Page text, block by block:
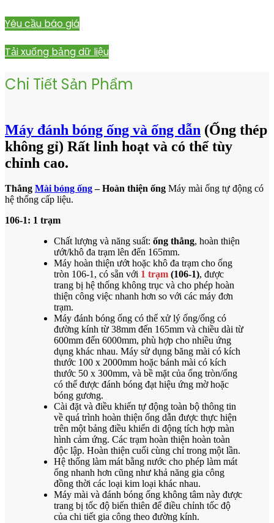
Yêu cầu báo giá
Tải xuống bảng dữ liệu
Chi Tiết Sản Phẩm
Máy đánh bóng ống và ống dẫn (Ống thép
không gỉ) Rất linh hoạt và có thể tùy
chỉnh cao.
Thẳng Mài bóng ống– Hoàn thiện ống Máy mài ống tự động có
hệ thống cấp liệu.
106-1: 1 trạm
Chất lượng và năng suất: ống thẳng, hoàn thiện
ướt/khô đa trạm lên đến 165mm.
Máy hoàn thiện ướt hoặc khô đa trạm cho ống
tròn 106-1, có sẵn với 1 trạm (106-1), được
trang bị hệ thống không trục và cho phép hoàn
thiện công việc nhanh hơn so với các máy đơn
trạm.
Máy đánh bóng ống có thể xử lý ống/ống có
đường kính từ 38mm đến 165mm và chiều dài từ
600mm đến 6000mm, phù hợp cho nhiều ứng
dụng khác nhau. Máy sử dụng băng mài có kích
thước 100 x 2000mm hoặc bánh mài có kích
thước 50 x 300mm, và bề mặt của ống tròn/ống
có thể được đánh bóng đạt hiệu ứng mờ hoặc
bóng gương.
Cài đặt và điều khiển tự động toàn bộ thông tin
về quá trình hoàn thiện ống dẫn được thực hiện
trên một bảng điều khiển di động tích hợp màn
hình cảm ứng. Các trạm hoàn thiện hoàn toàn
độc lập. Hoàn thiện cuối cùng chỉ trong một lần.
Hệ thống làm mát bằng nước cho phép làm mát
ống nhanh hơn cũng như khả năng gia công
đồng thời các loại kim loại khác nhau.
Máy mài và đánh bóng ống không tâm này được
trang bị tốc độ biến thiên để điều chỉnh tốc độ
của chi tiết gia công theo đường kính.